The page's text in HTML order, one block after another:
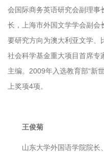
会国际商务英语研究会副理事
长，上海市外国文学学会副会
要研究方向为澳大利亚文学、
社会科学基金重大项目首席专
主编。2009年入选教育部“新
上奖项4项。
王俊菊
山东大学外国语学院院长